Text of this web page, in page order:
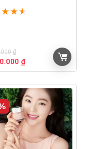
★ ★ ★
₫
₫.
₫Giá
hiện
là:
7.500.000 ₫.